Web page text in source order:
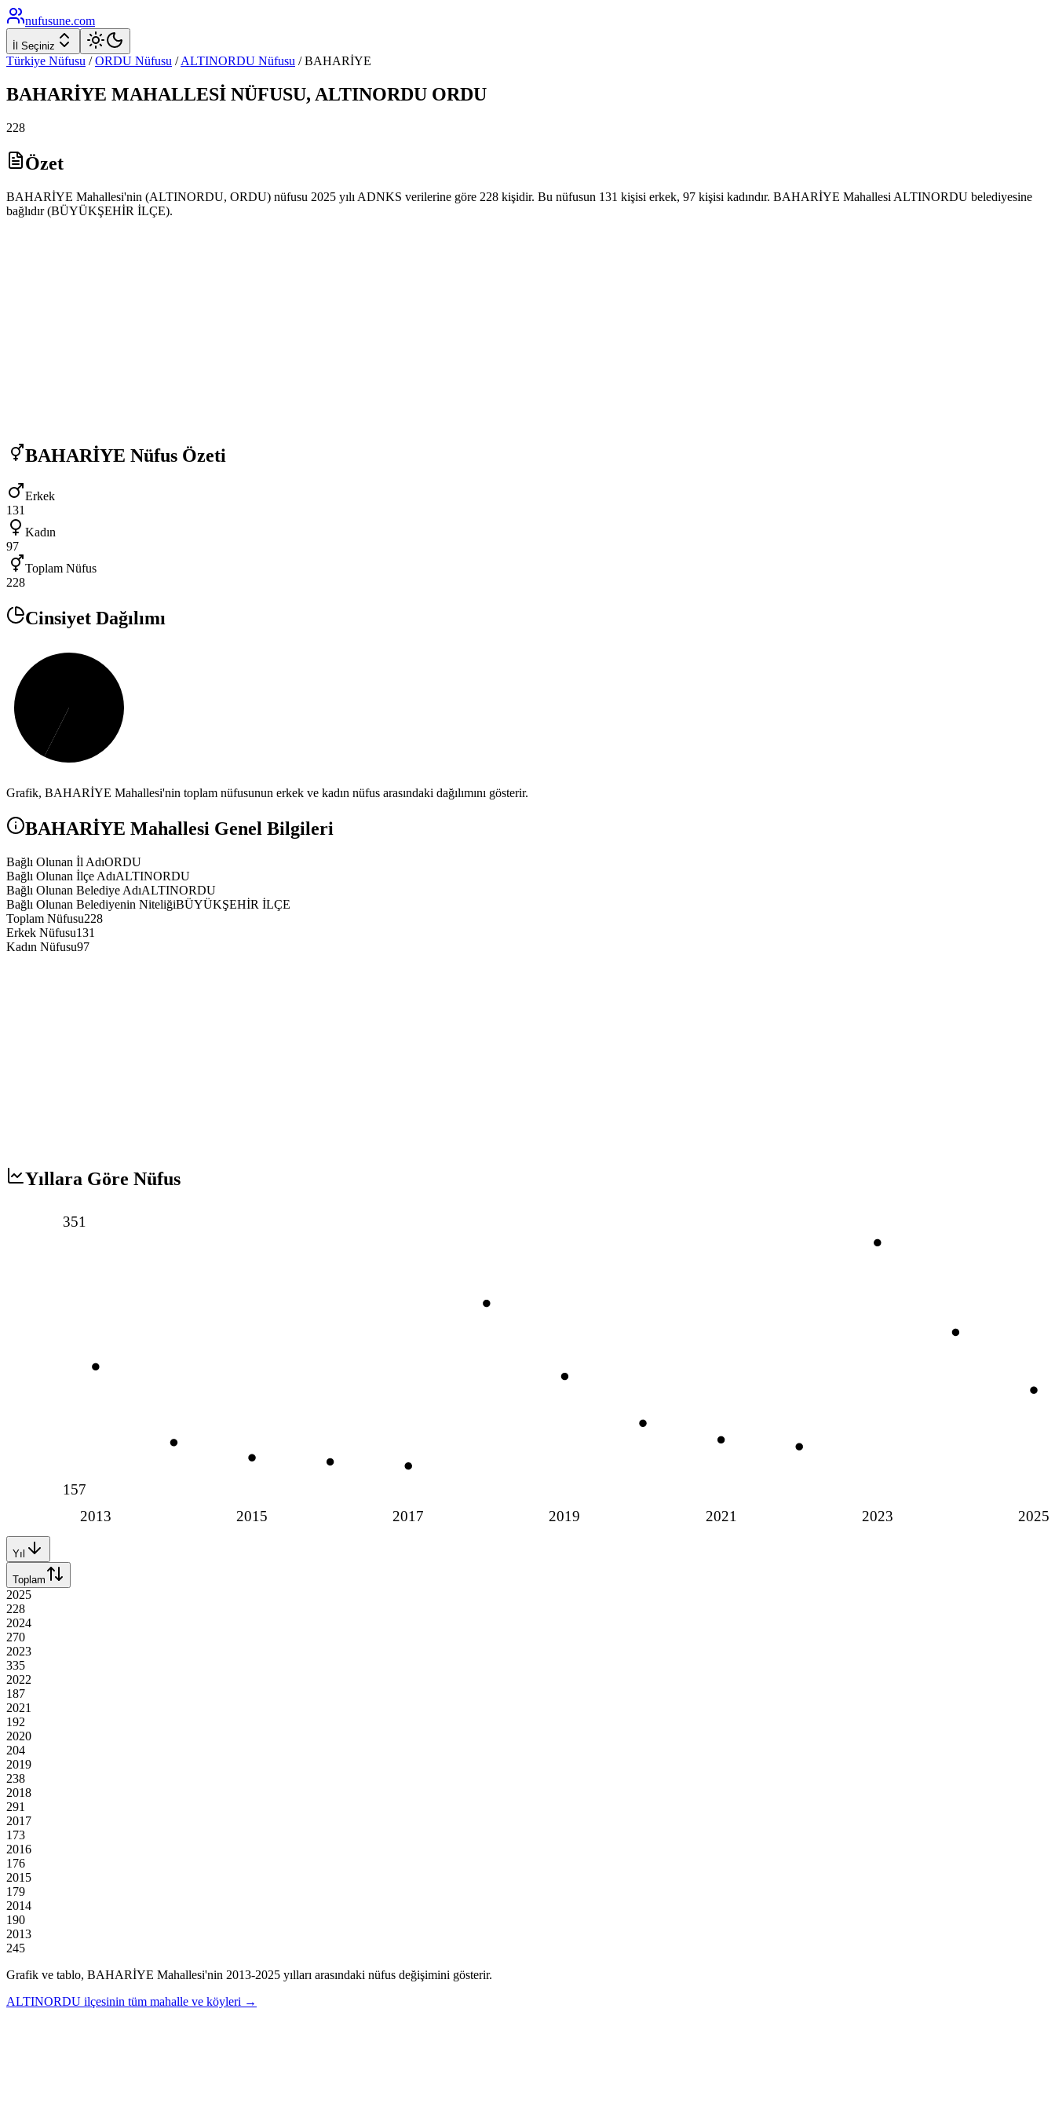
nufusune.com
İl Seçiniz
Türkiye Nüfusu / ORDU Nüfusu / ALTINORDU Nüfusu /BAHARİYE
BAHARİYE MAHALLESİ NÜFUSU, ALTINORDU ORDU
228
Özet
BAHARİYE Mahallesi'nin (ALTINORDU, ORDU) nüfusu 2025 yılı ADNKS verilerine göre 228 kişidir. Bu nüfusun 131 kişisi erkek, 97 kişisi kadındır. BAHARİYE Mahallesi ALTINORDU belediyesine
bağlıdır (BÜYÜKŞEHİR İLÇE).
BAHARİYE Nüfus Özeti
Erkek
131
Kadın
97
Toplam Nüfus
228
Cinsiyet Dağılımı
Grafik, BAHARİYE Mahallesi'nin toplam nüfusunun erkek ve kadın nüfus arasındaki dağılımını gösterir.
BAHARİYE Mahallesi Genel Bilgileri
Bağlı Olunan İl AdıORDU
Bağlı Olunan İlçe AdıALTINORDU
Bağlı Olunan Belediye AdıALTINORDU
Bağlı Olunan Belediyenin NiteliğiBÜYÜKŞEHİR İLÇE
Toplam Nüfusu228
Erkek Nüfusu131
Kadın Nüfusu97
Yıllara Göre Nüfus
2013 2015 2017 2019 2021 2023 2025
351
157
Yıl
Toplam
2025
228
2024
270
2023
335
2022
187
2021
192
2020
204
2019
238
2018
291
2017
173
2016
176
2015
179
2014
190
2013
245
Grafik ve tablo, BAHARİYE Mahallesi'nin 2013-2025 yılları arasındaki nüfus değişimini gösterir.
ALTINORDU ilçesinin tüm mahalle ve köyleri →